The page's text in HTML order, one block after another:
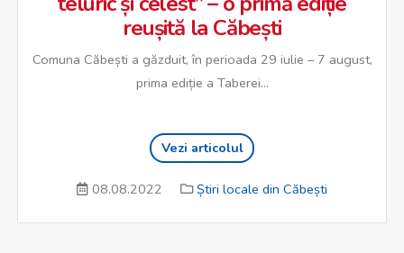
reușită la Căbești
Comuna Căbești a găzduit, în perioada 29 iulie – 7 august,
prima ediție a Taberei...
Vezi articolul
08.08.2022 Știri locale din Căbești